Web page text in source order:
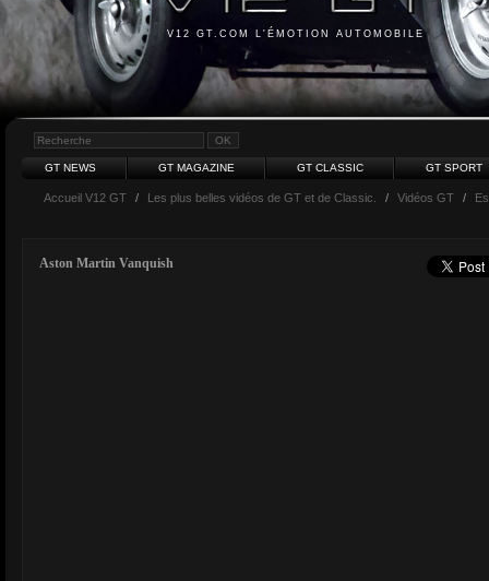
V12 GT.COM L'ÉMOTION AUTOMOBILE
GT NEWS GT MAGAZINE GT CLASSIC GT SPORT
Accueil V12 GT / Les plus belles vidéos de GT et de Classic. / Vidéos GT /
Aston Martin Vanquish